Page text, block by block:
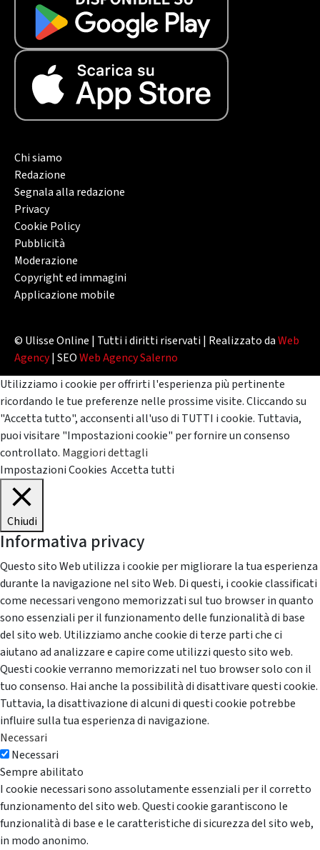
Chi siamo
Redazione
Segnala alla redazione
Privacy
Cookie Policy
Pubblicità
Moderazione
Copyright ed immagini
Applicazione mobile
© Ulisse Online | Tutti i diritti riservati | Realizzato daWeb
Agency| SEOWeb Agency Salerno
Utilizziamo i cookie per offrirti l'esperienza più pertinente
ricordando le tue preferenze nelle prossime visite. Cliccando su
"Accetta tutto", acconsenti all'uso di TUTTI i cookie. Tuttavia,
puoi visitare "Impostazioni cookie" per fornire un consenso
controllato. Maggiori dettagli
Impostazioni Cookies Accetta tutti
Chiudi
Informativa privacy
Questo sito Web utilizza i cookie per migliorare la tua esperienza
durante la navigazione nel sito Web. Di questi, i cookie classificati
come necessari vengono memorizzati sul tuo browser in quanto
sono essenziali per il funzionamento delle funzionalità di base
del sito web. Utilizziamo anche cookie di terze parti che ci
aiutano ad analizzare e capire come utilizzi questo sito web.
Questi cookie verranno memorizzati nel tuo browser solo con il
tuo consenso. Hai anche la possibilità di disattivare questi cookie.
Tuttavia, la disattivazione di alcuni di questi cookie potrebbe
influire sulla tua esperienza di navigazione.
Necessari
Necessari
Sempre abilitato
I cookie necessari sono assolutamente essenziali per il corretto
funzionamento del sito web. Questi cookie garantiscono le
funzionalità di base e le caratteristiche di sicurezza del sito web,
in modo anonimo.